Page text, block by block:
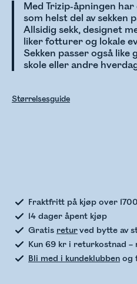
Med Trizip-åpningen
som helst del av sekken
Allsidig sekk, designet
liker fotturer og lokale
Sekken passer også
skole eller andre
Størrelsesguide
Fraktfritt på kjøp over
14 dager åpent kjøp
Gratis returved bytte av
Kun 69 kr i returkostnad –
Bli med i kundeklubben og